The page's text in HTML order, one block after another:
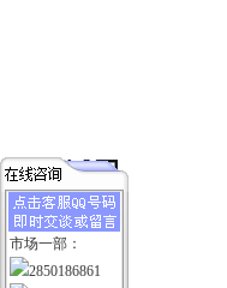
市场一部：
2850186861